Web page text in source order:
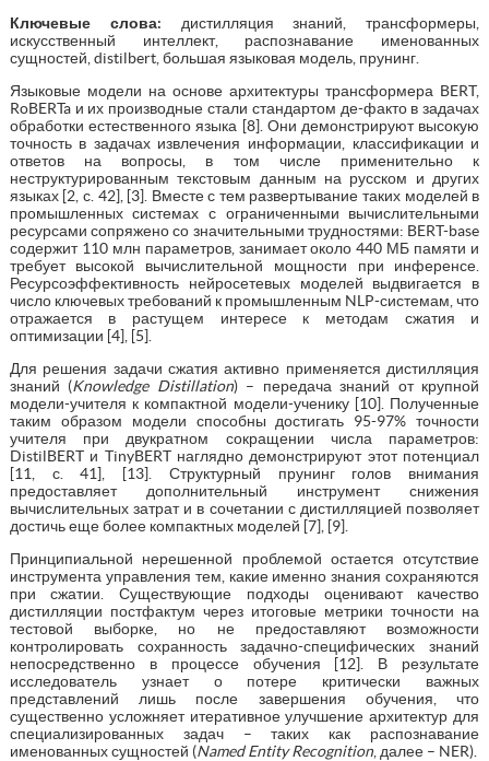
Ключевые слова: дистилляция знаний, трансформеры,
искусственный интеллект, распознавание именованных
сущностей, distilbert, большая языковая модель, прунинг.
Языковые модели на основе архитектуры трансформера BERT,
RoBERTa и их производные стали стандартом де-факто в задачах
обработки естественного языка [8]. Они демонстрируют высокую
точность в задачах извлечения информации, классификации и
ответов на вопросы, в том числе применительно к
неструктурированным текстовым данным на русском и других
языках [2, с. 42], [3]. Вместе с тем развертывание таких моделей в
промышленных системах с ограниченными вычислительными
ресурсами сопряжено со значительными трудностями: BERT-base
содержит 110 млн параметров, занимает около 440 МБ памяти и
требует высокой вычислительной мощности при инференсе.
Ресурсоэффективность нейросетевых моделей выдвигается в
число ключевых требований к промышленным NLP-системам, что
отражается в растущем интересе к методам сжатия и
оптимизации [4], [5].
Для решения задачи сжатия активно применяется дистилляция
знаний (Knowledge Distillation) – передача знаний от крупной
модели-учителя к компактной модели-ученику [10]. Полученные
таким образом модели способны достигать 95-97% точности
учителя при двукратном сокращении числа параметров:
DistilBERT и TinyBERT наглядно демонстрируют этот потенциал
[11, с. 41], [13]. Структурный прунинг голов внимания
предоставляет дополнительный инструмент снижения
вычислительных затрат и в сочетании с дистилляцией позволяет
достичь еще более компактных моделей [7], [9].
Принципиальной нерешенной проблемой остается отсутствие
инструмента управления тем, какие именно знания сохраняются
при сжатии. Существующие подходы оценивают качество
дистилляции постфактум через итоговые метрики точности на
тестовой выборке, но не предоставляют возможности
контролировать сохранность задачно-специфических знаний
непосредственно в процессе обучения [12]. В результате
исследователь узнает о потере критически важных
представлений лишь после завершения обучения, что
существенно усложняет итеративное улучшение архитектур для
специализированных задач – таких как распознавание
именованных сущностей (Named Entity Recognition, далее – NER).